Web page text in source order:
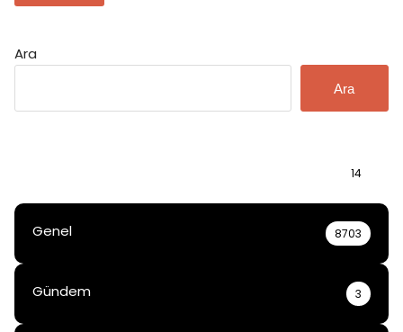
Ara
Ara
14
Genel 8703
Gündem 3